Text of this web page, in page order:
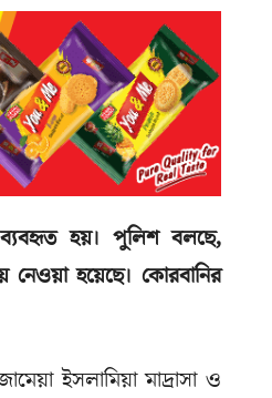
ব্যবহৃত হয়। পুলিশ বলছে,
নেওয়া হয়েছে। কোরবানির
ইসলামিয়া মাদ্রাসা ও